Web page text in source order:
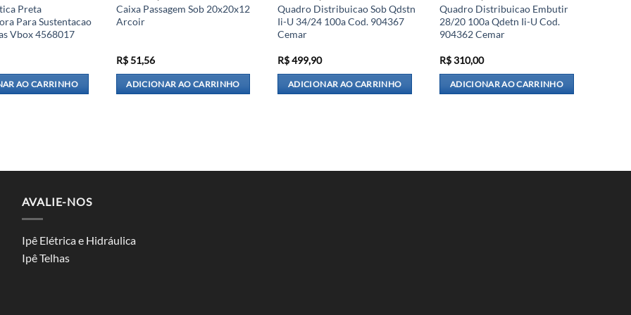
Preta
Para Sustentacao
Vbox 4568017
AO CARRINHO
Caixa Passagem Sob 20x20x12
Arcoir
R$51,56
ADICIONAR AO CARRINHO
Quadro Distribuicao Sob Qdstn
Ii-U 34/24 100a Cod. 904367
Cemar
R$499,90
ADICIONAR AO CARRINHO
Quadro Distribuicao Embutir
28/20 100a Qdetn Ii-U Cod.
904362 Cemar
R$310,00
ADICIONAR AO CARRINHO
AVALIE-NOS
Ipê Elétrica e Hidráulica
Ipê Telhas